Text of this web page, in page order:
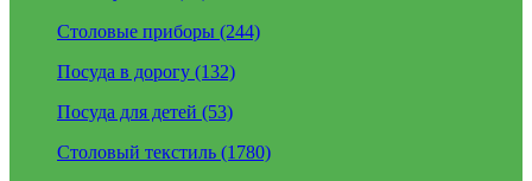
Столовые приборы (244)
Посуда в дорогу (132)
Посуда для детей (53)
Столовый текстиль (1780)